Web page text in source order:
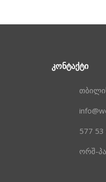
ᲙᲝᲜᲢᲐᲥᲢᲘ
577 53
ორშ-